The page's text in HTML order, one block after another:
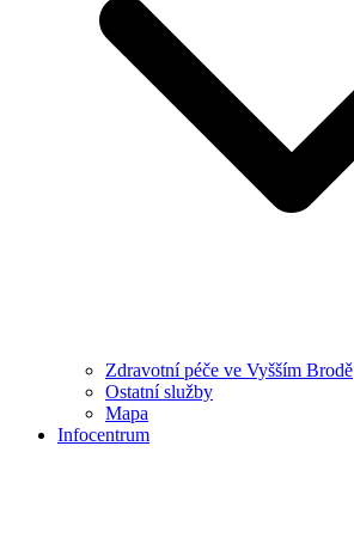
Zdravotní péče ve Vyšším Brodě
Ostatní služby
Mapa
Infocentrum